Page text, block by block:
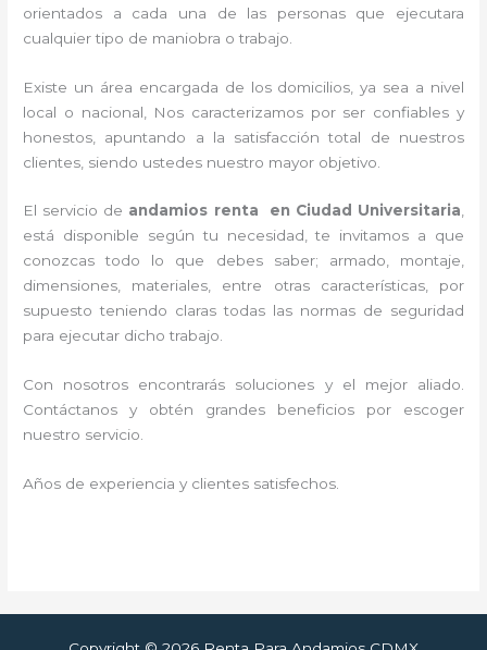
orientados a cada una de las personas que ejecutara
cualquier tipo de maniobra o trabajo.
Existe un área encargada de los domicilios, ya sea a nivel
local o nacional, Nos caracterizamos por ser confiables y
honestos, apuntando a la satisfacción total de nuestros
clientes, siendo ustedes nuestro mayor objetivo.
El servicio de andamios renta en Ciudad Universitaria,
está disponible según tu necesidad, te invitamos a que
conozcas todo lo que debes saber; armado, montaje,
dimensiones, materiales, entre otras características, por
supuesto teniendo claras todas las normas de seguridad
para ejecutar dicho trabajo.
Con nosotros encontrarás soluciones y el mejor aliado.
Contáctanos y obtén grandes beneficios por escoger
nuestro servicio.
Años de experiencia y clientes satisfechos.